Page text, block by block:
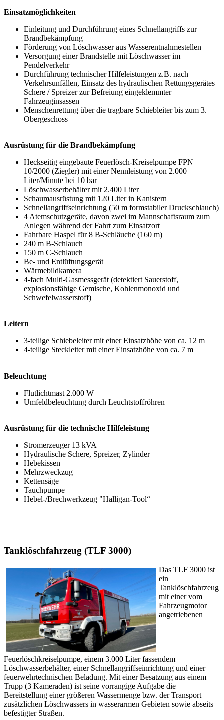
Einsatzmöglichkeiten
Einleitung und Durchführung eines Schnellangriffs zur
Brandbekämpfung
Förderung von Löschwasser aus Wasserentnahmestellen
Versorgung einer Brandstelle mit Löschwasser im
Pendelverkehr
Durchführung technischer Hilfeleistungen z.B. nach
Verkehrsunfällen, Einsatz des hydraulischen Rettungsgerätes
Schere / Spreizer zur Befreiung eingeklemmter
Fahrzeuginsassen
Menschenrettung über die tragbare Schiebleiter bis zum 3.
Obergeschoss
Ausrüstung für die Brandbekämpfung
Heckseitig eingebaute Feuerlösch-Kreiselpumpe FPN
10/2000 (Ziegler) mit einer Nennleistung von 2.000
Liter/Minute bei 10 bar
Löschwasserbehälter mit 2.400 Liter
Schaumausrüstung mit 120 Liter in Kanistern
Schnellangriffseinrichtung (50 m formstabiler Druckschlauch)
4 Atemschutzgeräte, davon zwei im Mannschaftsraum zum
Anlegen während der Fahrt zum Einsatzort
Fahrbare Haspel für 8 B-Schläuche (160 m)
240 m B-Schlauch
150 m C-Schlauch
Be- und Entlüftungsgerät
Wärmebildkamera
4-fach Multi-Gasmessgerät (detektiert Sauerstoff,
explosionsfähige Gemische, Kohlenmonoxid und
Schwefelwasserstoff)
Leitern
3-teilige Schiebeleiter mit einer Einsatzhöhe von ca. 12 m
4-teilige Steckleiter mit einer Einsatzhöhe von ca. 7 m
Beleuchtung
Flutlichtmast 2.000 W
Umfeldbeleuchtung durch Leuchtstoffröhren
Ausrüstung für die technische Hilfeleistung
Stromerzeuger 13 kVA
Hydraulische Schere, Spreizer, Zylinder
Hebekissen
Mehrzweckzug
Kettensäge
Tauchpumpe
Hebel-/Brechwerkzeug "Halligan-Tool“
Tanklöschfahrzeug (TLF 3000)
Das TLF 3000 ist
ein
Tanklöschfahrzeug
mit einer vom
Fahrzeugmotor
angetriebenen
Feuerlöschkreiselpumpe, einem 3.000 Liter fassendem
Löschwasserbehälter, einer Schnellangriffseinrichtung und einer
feuerwehrtechnischen Beladung. Mit einer Besatzung aus einem
Trupp (3 Kameraden) ist seine vorrangige Aufgabe die
Bereitstellung einer größeren Wassermenge bzw. der Transport
zusätzlichen Löschwassers in wasserarmen Gebieten sowie abseits
befestigter Straßen.